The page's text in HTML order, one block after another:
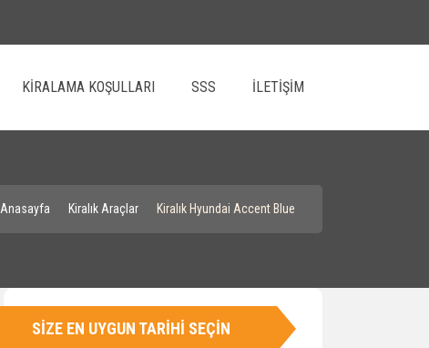
KIRALAMA KOŞULLARI SSS İLETIŞIM
Anasayfa Kiralık Araçlar Kiralık Hyundai Accent Blue
SIZE EN UYGUN TARIHI SEÇIN